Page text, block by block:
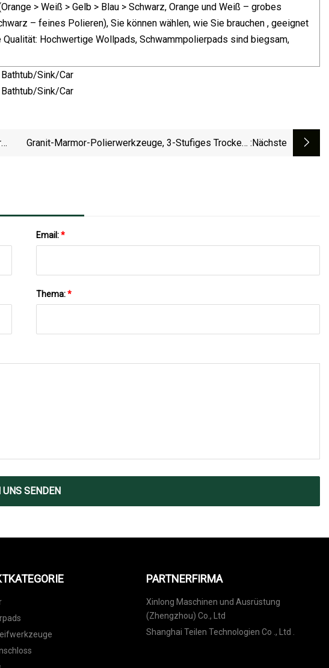
> Weiß > Gelb > Blau > Schwarz, Orange und Weiß – grobes
– feines Polieren), Sie können wählen, wie Sie brauchen , geeignet
Hochwertige Wollpads, Schwammpolierpads sind biegsam,
Granit-Marmor-Polierwerkzeuge, 3-Stufiges Trocken- :nächste
Email:*
Thema:*
UNS SENDEN
PARTNERFIRMA
Xinlong Maschinen und Ausrüstung
(Zhengzhou) Co., Ltd
Shanghai Teilen Technologien Co ., Ltd .